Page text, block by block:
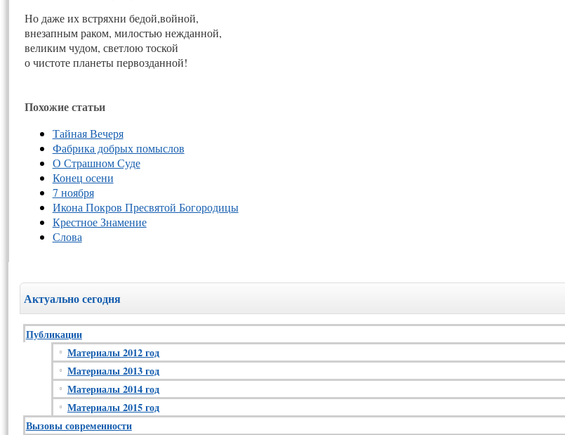
Но даже их встряхни бедой,войной,
внезапным раком, милостью нежданной,
великим чудом, светлою тоской
о чистоте планеты первозданной!
Похожие статьи
Тайная Вечеря
Фабрика добрых помыслов
О Страшном Суде
Конец осени
7 ноября
Икона Покров Пресвятой Богородицы
Крестное Знамение
Слова
Актуально сегодня
Публикации
Материалы 2012 год
Материалы 2013 год
Материалы 2014 год
Материалы 2015 год
Вызовы современности